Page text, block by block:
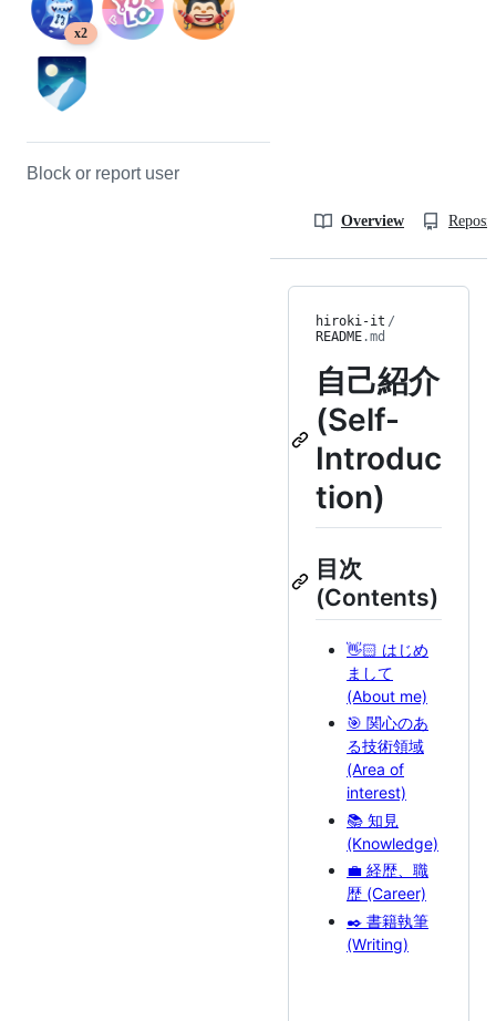
x2
Block or report user
Overview
hiroki-it /
README.md
自己紹介
(Self-
Introduc
tion)
目次
(Contents)
👋🏻 はじめ
まして
(About me)
🎯 関心のあ
る技術領域
(Area of
interest)
📚 知見
(Knowledge)
💼 経歴、職
歴 (Career)
✒️ 書籍執筆
(Writing)